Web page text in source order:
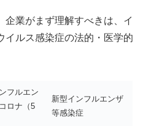
業がまず理解すべきは、イ
イルス感染症の法的・医学的
フルエン
ロナ（5
新型インフルエンザ
等感染症